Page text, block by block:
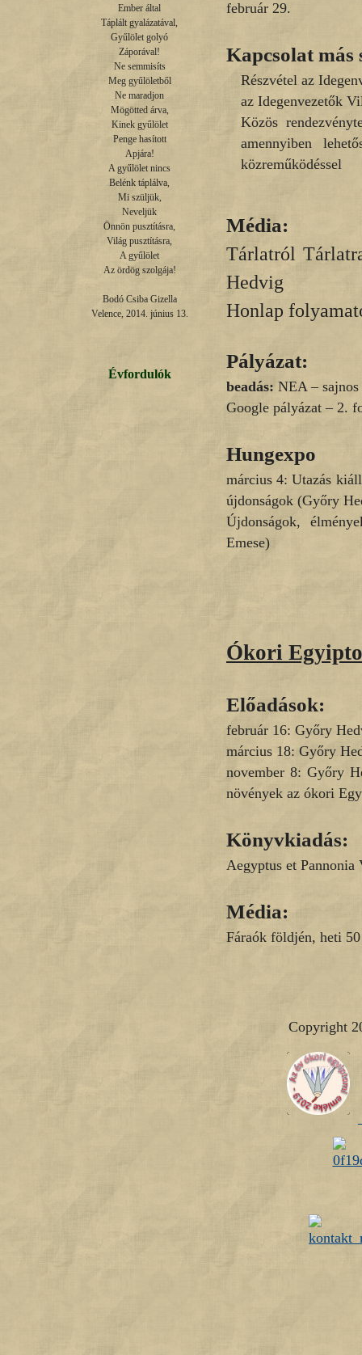
Ember által
Táplált gyalázatával,
Gyűlölet golyó
Záporával!
Ne semmisíts
Meg gyűlöletből
Ne maradjon
Mögötted árva,
Kinek gyűlölet
Penge hasított
Apjára!
A gyűlölet nincs
Belénk táplálva,
Mi szüljük,
Neveljük
Önnön pusztításra,
Világ pusztításra,
A gyűlölet
Az ördög szolgája!
Bodó Csiba Gizella
Velence, 2014. június 13.
Évfordulók
február 29.
Kapcsolat más
Részvétel az
az Idegenvezetők
Közös
amennyiben
közreműködéssel
Média:
Tárlatról
Hedvig
Honlap
Pályázat:
beadás: NEA –
Google pályázat – 2.
Hungexpo
március 4: Utazás
újdonságok (Győry
Újdonságok,
Emese)
Ókori
Előadások:
február 16: Győry
március 18: Győry
november 8: Győry
növények az ókori
Könyvkiadás:
Aegyptus et Pannonia
Média:
Fáraók földjén, heti
Copyright